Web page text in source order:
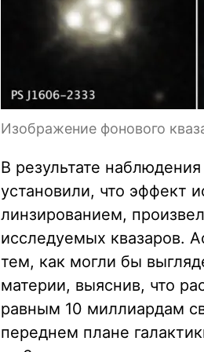
Изображение фонового
В результате
установили, что эффект
линзированием,
исследуемых квазаров.
тем, как могли бы
материи, выяснив, что
равным 10 миллиардам
переднем плане